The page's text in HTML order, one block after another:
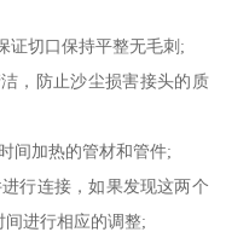
证切口保持平整无毛刺;
，防止沙尘损害接头的质
间加热的管材和管件;
行连接，如果发现这两个
进行相应的调整;